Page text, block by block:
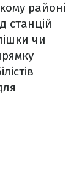
районі
станцій
чи